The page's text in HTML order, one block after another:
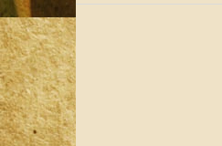
Z
á
p
a
t
í